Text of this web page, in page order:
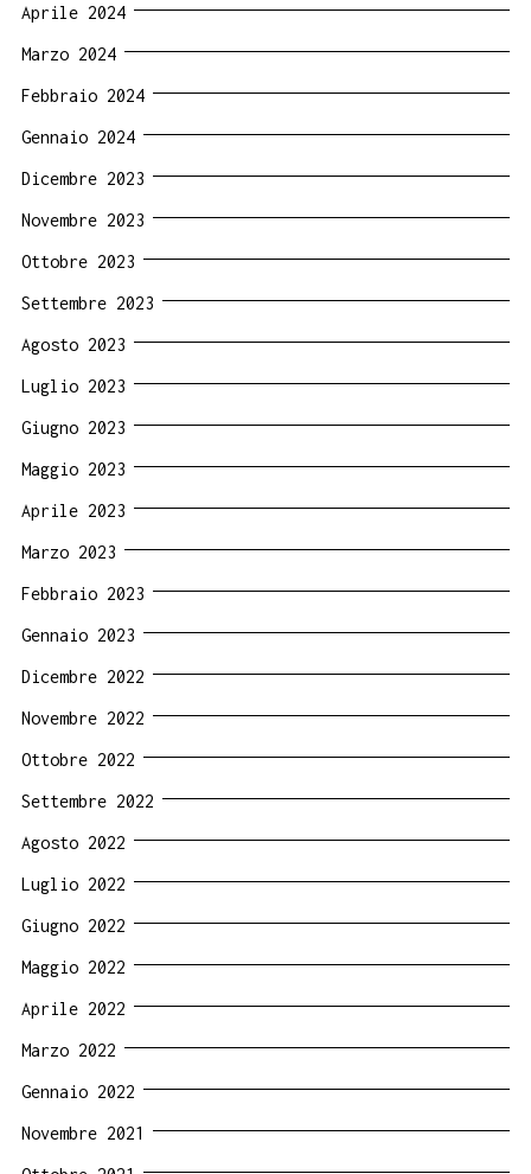
Aprile 2024
Marzo 2024
Febbraio 2024
Gennaio 2024
Dicembre 2023
Novembre 2023
Ottobre 2023
Settembre 2023
Agosto 2023
Luglio 2023
Giugno 2023
Maggio 2023
Aprile 2023
Marzo 2023
Febbraio 2023
Gennaio 2023
Dicembre 2022
Novembre 2022
Ottobre 2022
Settembre 2022
Agosto 2022
Luglio 2022
Giugno 2022
Maggio 2022
Aprile 2022
Marzo 2022
Gennaio 2022
Novembre 2021